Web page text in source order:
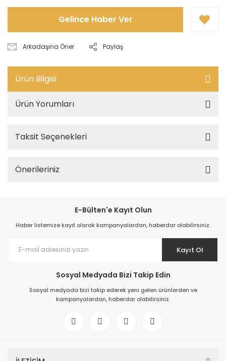
Gelince Haber Ver
Arkadaşına Öner Paylaş
Ürün Bilgisi
Ürün Yorumları
Taksit Seçenekleri
Önerileriniz
E-Bülten'e Kayıt Olun
Haber listemize kayıt olarak kampanyalardan, haberdar olabilirsiniz.
Kayıt Ol
Sosyal Medyada Bizi Takip Edin
Sosyal medyada bizi takip ederek yeni gelen ürünlerden ve
kampanyalardan, haberdar olabilirsiniz.